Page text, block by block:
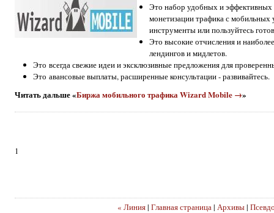
Это набор удобных и эффективных
монетизации трафика с
инструменты или пользуйтесь
Это высокие отчисления и
лендингов и мидлетов.
Это всегда свежие идеи и эксклюзивные предложения для
Это авансовые выплаты, расширенные консультации - развивайтесь.
Читать дальше «Биржа мобильного трафика Wizard Mobile →»
1
« Линия| Главная страница | Архивы|